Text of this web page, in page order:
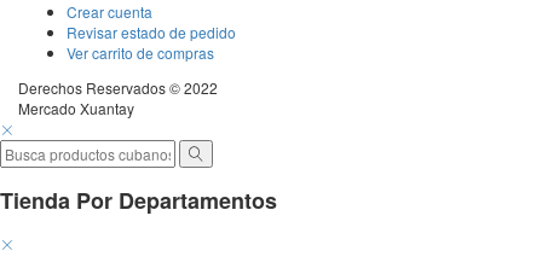
Crear cuenta
Revisar estado de pedido
Ver carrito de compras
Derechos Reservados © 2022
Mercado Xuantay
Tienda Por Departamentos